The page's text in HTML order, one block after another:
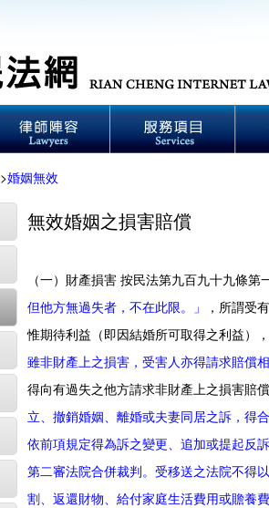
>婚姻無效
無效婚姻之損害賠償
（一）財產損害 按民法第九百九十九條第
但他方無過失者，不在此限。」
，所謂受
惟期待利益（即因結婚所可取得之利益）
雖非財產上之損害，受害人亦得請求賠償
得向有過失之他方請求非財產上之損害賠
立、撤銷婚姻、離婚或夫妻同居之訴，得
依前項規定得為訴之變更、追加或提起反
第二審法院合併裁判。受移送之法院不得
割、返還財物、給付家庭生活費用或贍養